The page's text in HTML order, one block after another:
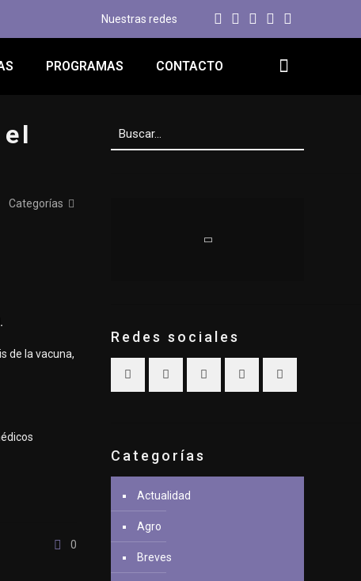
Nuestras redes
PROGRAMAS CONTACTO
Categorías
de la vacuna,
0
Redes sociales
Categorías
Actualidad
Agro
Breves